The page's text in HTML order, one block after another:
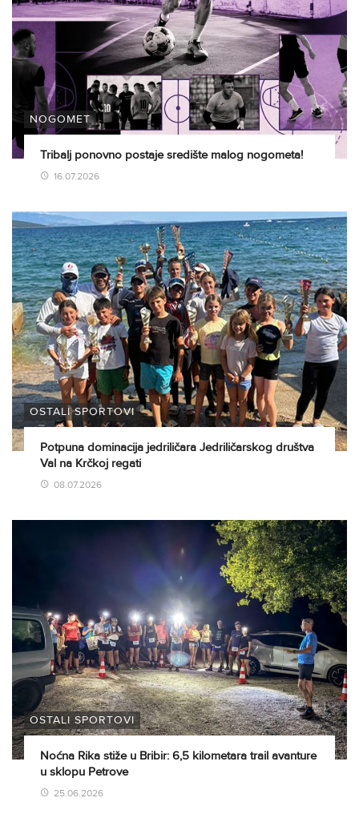
NOGOMET
Tribalj ponovno postaje središte malog nogometa!
16.07.2026
OSTALI SPORTOVI
Potpuna dominacija jedriličara Jedriličarskog društva
Val na Krčkoj regati
08.07.2026
OSTALI SPORTOVI
Noćna Rika stiže u Bribir: 6,5 kilometara trail avanture
u sklopu Petrove
25.06.2026